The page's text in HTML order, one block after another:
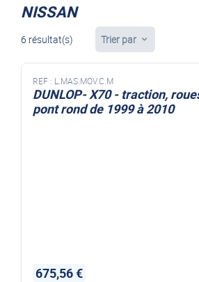
NISSAN
6 résultat(s) Trier par
REF : L.MAS.MOV.C.M
DUNLOP- X70 - traction,
pont rond de 1999 à 2010
675,56 €